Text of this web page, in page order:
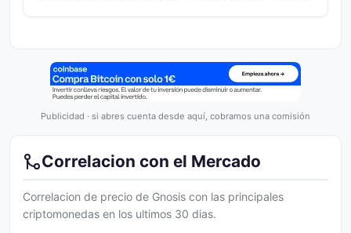
Publicidad · si abres cuenta desde aquí, cobramos una comisión
Correlacion con el Mercado
Correlacion de precio de Gnosis con las principales
criptomonedas en los ultimos 30 dias.